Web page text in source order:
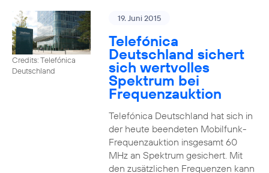
Credits: Telefónica
Deutschland
19. Juni 2015
Telefónica
Deutschland sichert
sich wertvolles
Spektrum bei
Frequenzauktion
Telefónica Deutschland hat sich in
der heute beendeten Mobilfunk-
Frequenzauktion insgesamt 60
MHz an Spektrum gesichert. Mit
den zusätzlichen Frequenzen kann